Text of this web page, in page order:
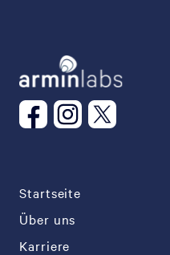
Startseite
Über uns
Karriere